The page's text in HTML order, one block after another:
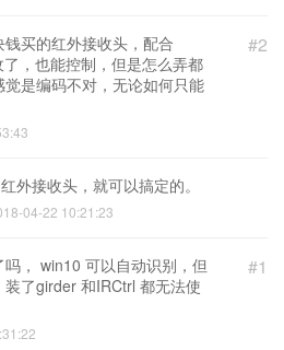
#2
买的红外接收头，配合
，也能控制，但是怎么弄都
觉是编码不对，无论如何只能
外接收头，就可以搞定的。
04-22 10:21:23
#1
， win10 可以自动识别，但
了girder 和IRCtrl 都无法使